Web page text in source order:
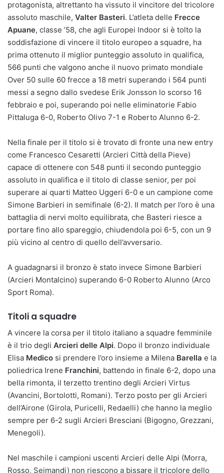
protagonista, altrettanto ha vissuto il vincitore del tricolore
assoluto maschile, Valter Basteri. L’atleta delle Frecce
Apuane, classe ’58, che agli Europei Indoor si è tolto la
soddisfazione di vincere il titolo europeo a squadre, ha
prima ottenuto il miglior punteggio assoluto in qualifica,
566 punti che valgono anche il nuovo primato mondiale
Over 50 sulle 60 frecce a 18 metri superando i 564 punti
messi a segno dallo svedese Erik Jonsson lo scorso 16
febbraio e poi, superando poi nelle eliminatorie Fabio
Pittaluga 6-0, Roberto Olivo 7-1 e Roberto Alunno 6-2.
Nella finale per il titolo si è trovato di fronte una new entry
come Francesco Cesaretti (Arcieri Città della Pieve)
capace di ottenere con 548 punti il secondo punteggio
assoluto in qualifica e il titolo di classe senior, per poi
superare ai quarti Matteo Uggeri 6-0 e un campione come
Simone Barbieri in semifinale (6-2). Il match per l’oro è una
battaglia di nervi molto equilibrata, che Basteri riesce a
portare fino allo spareggio, chiudendola poi 6-5, con un 9
più vicino al centro di quello dell’avversario.
A guadagnarsi il bronzo è stato invece Simone Barbieri
(Arcieri Montalcino) superando 6-0 Roberto Alunno (Arco
Sport Roma).
Titoli a squadre
A vincere la corsa per il titolo italiano a squadre femminile
è il trio degli Arcieri delle Alpi. Dopo il bronzo individuale
Elisa Medico si prendere l’oro insieme a Milena Barella e la
poliedrica Irene Franchini, battendo in finale 6-2, dopo una
bella rimonta, il terzetto trentino degli Arcieri Virtus
(Avancini, Bortolotti, Romani). Terzo posto per gli Arcieri
dell’Airone (Girola, Puricelli, Redaelli) che hanno la meglio
sempre per 6-2 sugli Arcieri Bresciani (Bigogno, Grezzani,
Menegoli).
Nel maschile i campioni uscenti Arcieri delle Alpi (Morra,
Rosso, Seimandi) non riescono a bissare il tricolore dello